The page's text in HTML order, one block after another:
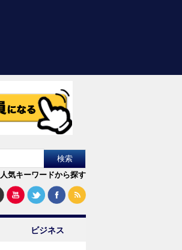
人気キーワードから探す
ビジネス